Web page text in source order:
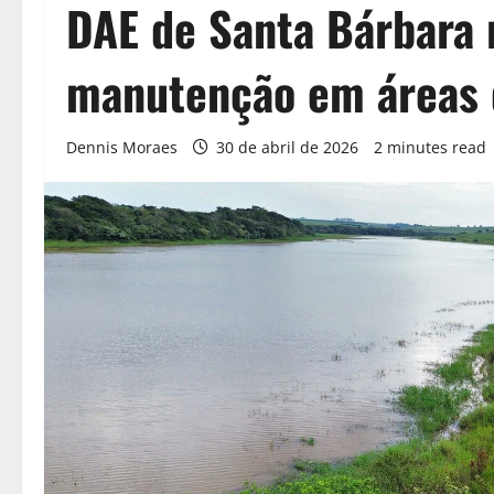
DAE de Santa
manutenção em
Dennis Moraes 30 de abril de 2026 2 minutes read